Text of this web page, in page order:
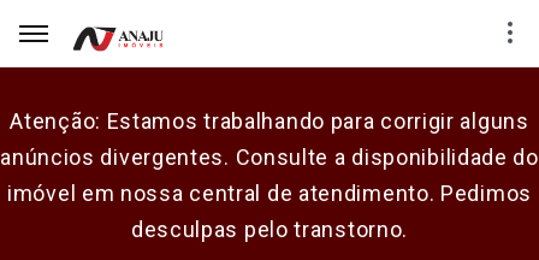
Atenção: Estamos trabalhando para corrigir alguns
anúncios divergentes. Consulte a disponibilidade do
imóvel em nossa central de atendimento. Pedimos
desculpas pelo transtorno.
E-mail